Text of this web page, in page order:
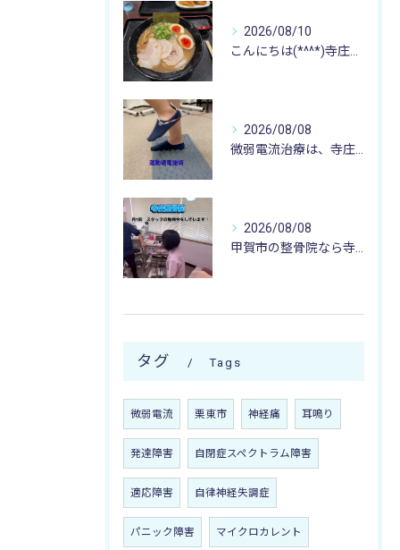
2026/08/10
2026/08/08
2026/08/08
タグ Tags
微弱電流 栗東市 神経痛 耳鳴り
発達障害 自閉症スペクトラム障害
適応障害 自律神経失調症
パニック障害 マイクロカレント